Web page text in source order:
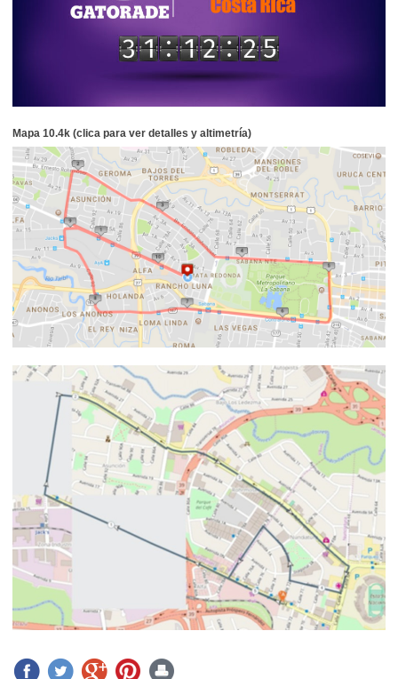
Mapa 10.4k (clica para ver detalles y altimetría)